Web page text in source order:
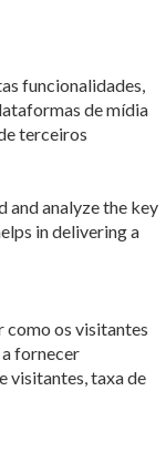
funcionalidades,
de mídia
terceiros
and analyze the key
in delivering a
como os visitantes
fornecer
visitantes, taxa de